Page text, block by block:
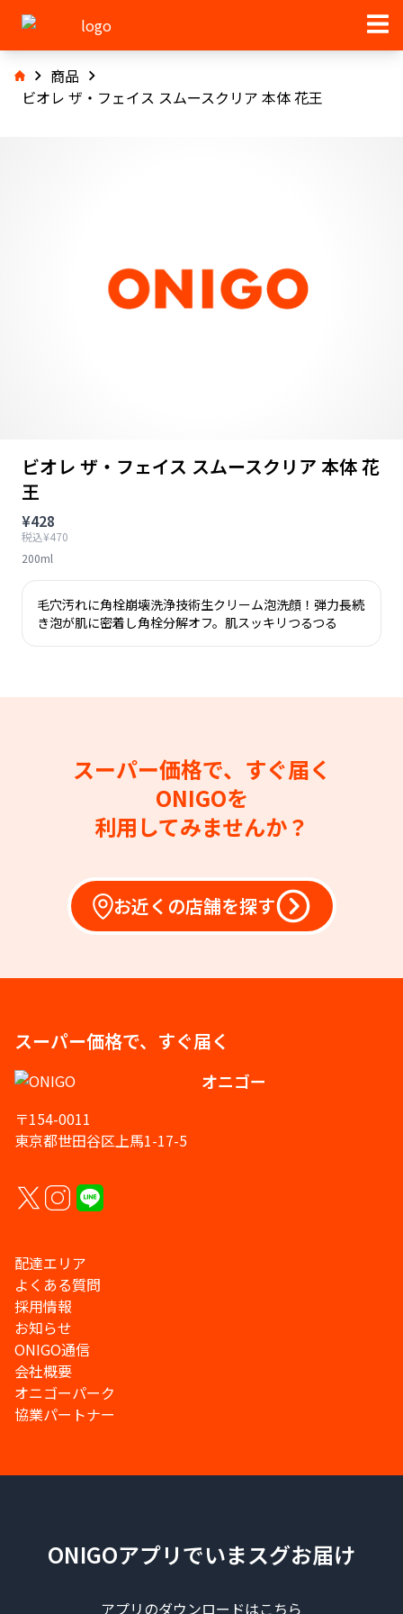
商品
ビオレ ザ・フェイス スムースクリア 本体 花王
ビオレ ザ・フェイス スムースクリア 本体 花
王
¥428
税込¥470
200ml
毛穴汚れに角栓崩壊洗浄技術生クリーム泡洗顔！弾力長続
き泡が肌に密着し角栓分解オフ。肌スッキリつるつる
スーパー価格で、すぐ届く
ONIGOを
利用してみませんか？
お近くの店舗を探す
スーパー価格で、すぐ届く
オニゴー
〒154-0011
東京都世田谷区上馬1-17-5
配達エリア
よくある質問
採用情報
お知らせ
ONIGO通信
会社概要
オニゴーパーク
協業パートナー
ONIGOアプリでいまスグお届け
アプリのダウンロードはこちら